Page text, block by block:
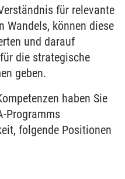
für relevante
Wandels, können diese
und darauf
die strategische
geben.
haben Sie
Programms
folgende Positionen